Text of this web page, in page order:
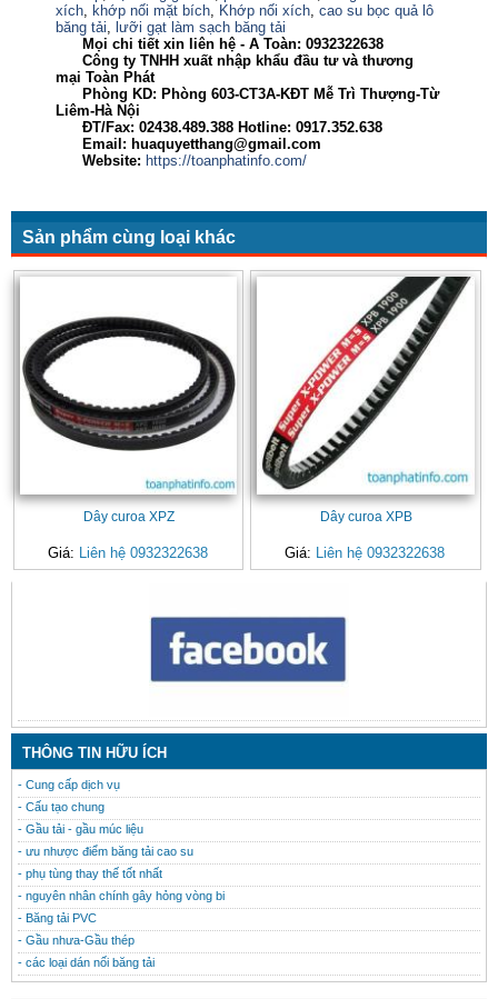
xích, khớp nối mặt bích, Khớp nối xích, cao su bọc quả lô
băng tải, lưỡi gạt làm sạch băng tải
Mọi chi tiết xin liên hệ - A Toàn: 0932322638
Công ty TNHH xuất nhập khẩu đầu tư và thương
mại Toàn Phát
Phòng KD: Phòng 603-CT3A-KĐT Mễ Trì Thượng-Từ
Liêm-Hà Nội
ĐT/Fax: 02438.489.388 Hotline: 0917.352.638
Email: huaquyetthang@gmail.com
Website: https://toanphatinfo.com/
Sản phẩm cùng loại khác
Dây curoa XPZ
Giá: Liên hệ 0932322638
Dây curoa XPB
Giá: Liên hệ 0932322638
THÔNG TIN HỮU ÍCH
- Cung cấp dịch vụ
- Cấu tạo chung
- Gầu tải - gầu múc liệu
- ưu nhược điểm băng tải cao su
- phụ tùng thay thế tốt nhất
- nguyên nhân chính gây hỏng vòng bi
- Băng tải PVC
- Gầu nhưa-Gầu thép
- các loại dán nối băng tải